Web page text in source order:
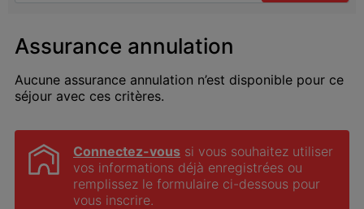
Assurance annulation
Aucune assurance annulation n’est disponible pour ce
séjour avec ces critères.
Connectez-vous si vous souhaitez utiliser
vos informations déjà enregistrées ou
remplissez le formulaire ci-dessous pour
vous inscrire.